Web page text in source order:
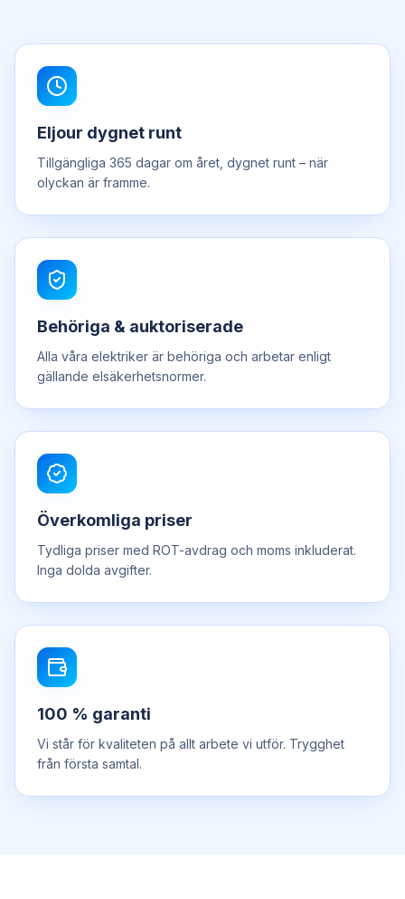
Eljour dygnet runt
Tillgängliga 365 dagar om året, dygnet runt – när
olyckan är framme.
Behöriga & auktoriserade
Alla våra elektriker är behöriga och arbetar enligt
gällande elsäkerhetsnormer.
Överkomliga priser
Tydliga priser med ROT-avdrag och moms inkluderat.
Inga dolda avgifter.
100 % garanti
Vi står för kvaliteten på allt arbete vi utför. Trygghet
från första samtal.